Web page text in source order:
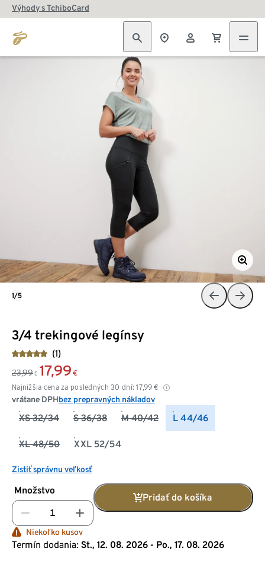
Výhody s TchiboCard
3/4 trekingové legínsy
(1)
23,99 € 17,99 €
Najnižšia cena za posledných 30 dní: 17,99 €
vrátane DPHbez prepravných nákladov
XS 32/34 S 36/38 M 40/42 L 44/46
XL 48/50 XXL 52/54
Zistiť správnu veľkosť
Množstvo
Pridať do košíka
Niekoľko kusov
Termín dodania: St., 12. 08. 2026 - Po., 17. 08. 2026
1/5